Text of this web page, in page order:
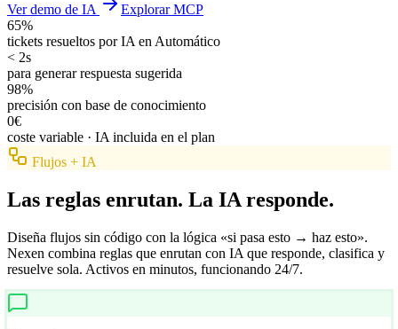
Ver demo de IA
Explorar MCP
65%
tickets resueltos por IA en Automático
< 2s
para generar respuesta sugerida
98%
precisión con base de conocimiento
0€
coste variable · IA incluida en el plan
Flujos + IA
Las reglas enrutan. La IA responde.
Diseña flujos sin código con la lógica «si pasa esto → haz esto».
Nexen combina reglas que enrutan con IA que responde, clasifica y
resuelve sola. Activos en minutos, funcionando 24/7.